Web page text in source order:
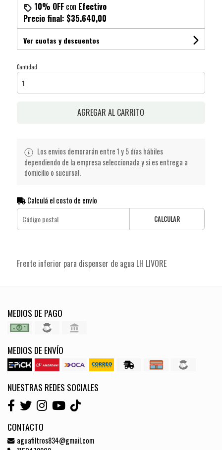
10% OFFcon Efectivo
Precio final: $35.640,00
Ver cuotas y descuentos
Cantidad
AGREGAR AL CARRITO
Los envios demorarán entre 1 y 5 días hábiles
dependiendo de la empresa seleccionada y si es entrega a
domicilio o sucursal.
Calculá el costo de envío
CALCULAR
Frente inferior para dispenser de agua LH LIVORE
MEDIOS DE PAGO
MEDIOS DE ENVÍO
NUESTRAS REDES SOCIALES
CONTACTO
aguafiltros834@gmail.com